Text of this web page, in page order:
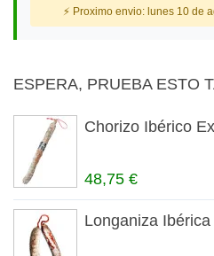
⚡ Proximo envio: lunes 10 de
ESPERA, PRUEBA ESTO
Chorizo Ibérico
48,75 €
Longaniza